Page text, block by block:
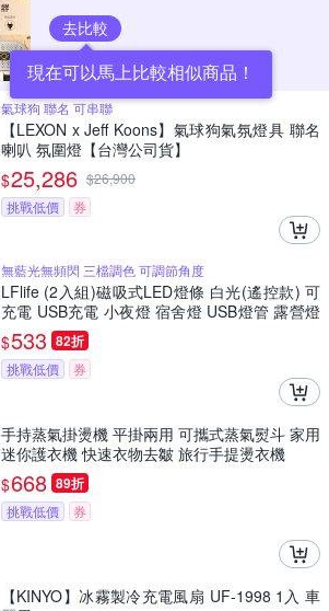
去比較
現在可以馬上比較相似商品！
氣球狗 聯名 可串聯
【LEXON x Jeff Koons】氣球狗氣氛燈具 聯名
喇叭 氛圍燈【台灣公司貨】
$25,286 $26,900
挑戰低價
券
無藍光無頻閃 三檔調色 可調節角度
LFlife (2入組)磁吸式LED燈條 白光(遙控款) 可
充電 USB充電 小夜燈 宿舍燈 USB燈管 露營燈
檯燈 化妝燈 磁吸燈 樂豐生活
$533 82折
挑戰低價 券
手持蒸氣掛燙機 平掛兩用 可攜式蒸氣熨斗 家用
迷你護衣機 快速衣物去皺 旅行手提燙衣機
$668 89折
挑戰低價 券
【KINYO】冰霧製冷充電風扇 UF-1998 1入 車